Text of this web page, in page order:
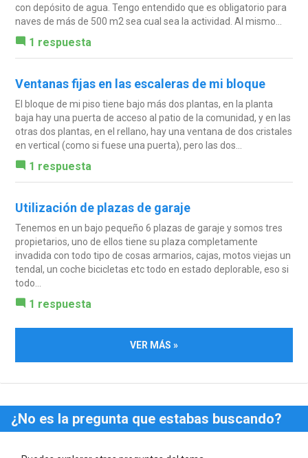
con depósito de agua. Tengo entendido que es obligatorio para
naves de más de 500 m2 sea cual sea la actividad. Al mismo...
1 respuesta
Ventanas fijas en las escaleras de mi bloque
El bloque de mi piso tiene bajo más dos plantas, en la planta
baja hay una puerta de acceso al patio de la comunidad, y en las
otras dos plantas, en el rellano, hay una ventana de dos cristales
en vertical (como si fuese una puerta), pero las dos...
1 respuesta
Utilización de plazas de garaje
Tenemos en un bajo pequeño 6 plazas de garaje y somos tres
propietarios, uno de ellos tiene su plaza completamente
invadida con todo tipo de cosas armarios, cajas, motos viejas un
tendal, un coche bicicletas etc todo en estado deplorable, eso si
todo...
1 respuesta
VER MÁS »
¿No es la pregunta que estabas buscando?